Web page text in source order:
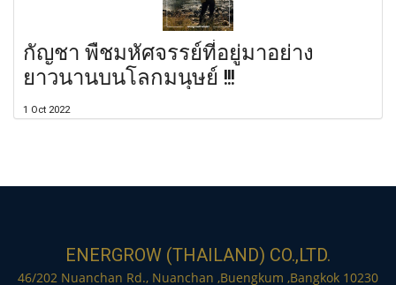
กัญชา พืชมหัศจรรย์ที่อยู่มาอย่าง
ยาวนานบนโลกมนุษย์ !!!
1 Oct 2022
ENERGROW (THAILAND) CO.,LTD.
46/202 Nuanchan Rd., Nuanchan ,Buengkum ,Bangkok 10230